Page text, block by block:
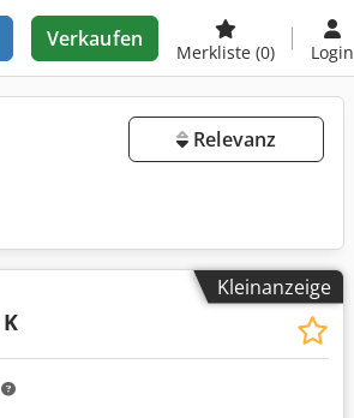
Verkaufen
Merkliste (0) Login
Relevanz
Kleinanzeige